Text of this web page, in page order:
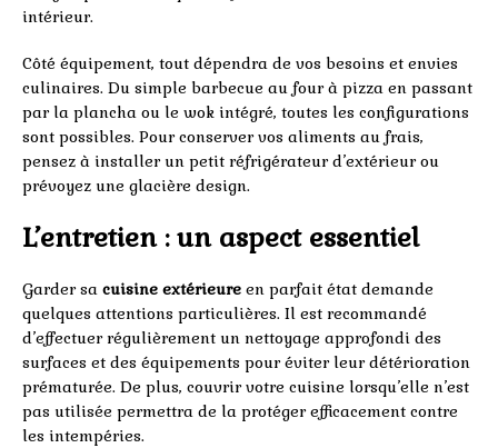
intérieur.
Côté équipement, tout dépendra de vos besoins et envies
culinaires. Du simple barbecue au four à pizza en passant
par la plancha ou le wok intégré, toutes les configurations
sont possibles. Pour conserver vos aliments au frais,
pensez à installer un petit réfrigérateur d’extérieur ou
prévoyez une glacière design.
L’entretien : un aspect essentiel
Garder sa cuisine extérieure en parfait état demande
quelques attentions particulières. Il est recommandé
d’effectuer régulièrement un nettoyage approfondi des
surfaces et des équipements pour éviter leur détérioration
prématurée. De plus, couvrir votre cuisine lorsqu’elle n’est
pas utilisée permettra de la protéger efficacement contre
les intempéries.